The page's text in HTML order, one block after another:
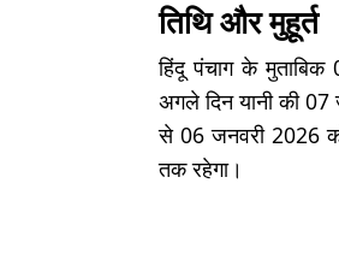
तिथि और मुहूर्त
हिंदू पंचाग के
अगले दिन यानी की 07
से 06 जनवरी 2026
तक रहेगा।